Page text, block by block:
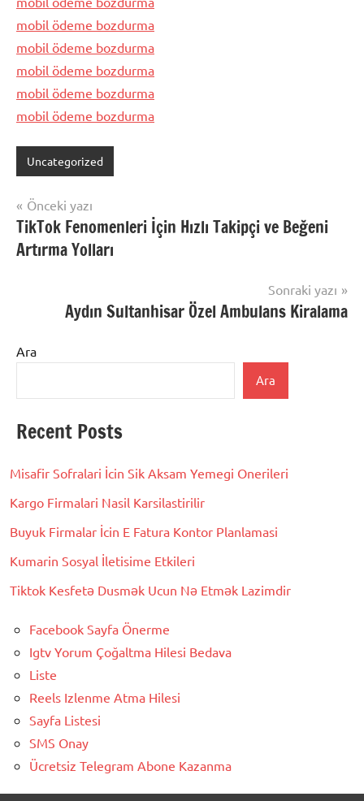
mobil ödeme bozdurma
mobil ödeme bozdurma
mobil ödeme bozdurma
mobil ödeme bozdurma
mobil ödeme bozdurma
Uncategorized
Yazı
gezinmesi
Önceki yazı
TikTok Fenomenleri İçin Hızlı Takipçi ve Beğeni
Artırma Yolları
Sonraki yazı
Aydın Sultanhisar Özel Ambulans Kiralama
Ara
Ara
Recent Posts
Misafir Sofralari İcin Sik Aksam Yemegi Onerileri
Kargo Firmalari Nasil Karsilastirilir
Buyuk Firmalar İcin E Fatura Kontor Planlamasi
Kumarin Sosyal İletisime Etkileri
Tiktok Kesfetə Dusmək Ucun Nə Etmək Lazimdir
Facebook Sayfa Önerme
Igtv Yorum Çoğaltma Hilesi Bedava
Liste
Reels Izlenme Atma Hilesi
Sayfa Listesi
SMS Onay
Ücretsiz Telegram Abone Kazanma